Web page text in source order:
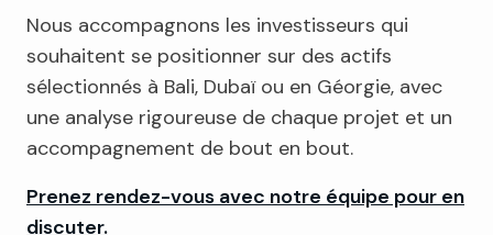
Nous accompagnons les investisseurs qui
souhaitent se positionner sur des actifs
sélectionnés à Bali, Dubaï ou en Géorgie, avec
une analyse rigoureuse de chaque projet et un
accompagnement de bout en bout.
Prenez rendez-vous avec notre équipe pour en
discuter.